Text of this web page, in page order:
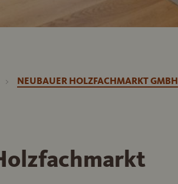
NEUBAUER HOLZFACHMARKT GMBH